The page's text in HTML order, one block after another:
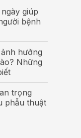
giúp
bệnh
hưởng
Những
trọng
phẫu thuật